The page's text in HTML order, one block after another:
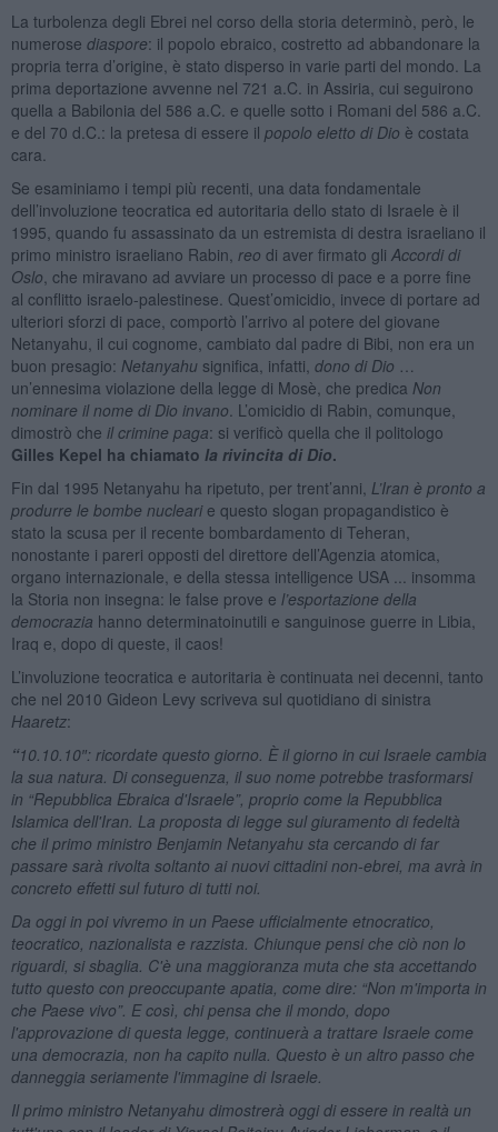
La turbolenza degli Ebrei nel corso della storia determinò, però, le
numerose diaspore: il popolo ebraico, costretto ad abbandonare la
propria terra d’origine, è stato disperso in varie parti del mondo. La
prima deportazione avvenne nel 721 a.C. in Assiria, cui seguirono
quella a Babilonia del 586 a.C. e quelle sotto i Romani del 586 a.C.
e del 70 d.C.: la pretesa di essere il popolo eletto di Dio è costata
cara.
Se esaminiamo i tempi più recenti, una data fondamentale
dell’involuzione teocratica ed autoritaria dello stato di Israele è il
1995, quando fu assassinato da un estremista di destra israeliano il
primo ministro israeliano Rabin, reo di aver firmato gli Accordi di
Oslo , che miravano ad avviare un processo di pace e a porre fine
al conflitto israelo-palestinese. Quest’omicidio, invece di portare ad
ulteriori sforzi di pace, comportò l’arrivo al potere del giovane
Netanyahu, il cui cognome, cambiato dal padre di Bibi, non era un
buon presagio: Netanyahusignifica, infatti, dono di Dio
un’ennesima violazione della legge di Mosè, che predica Non
nominare il nome di Dio invano . L’omicidio di Rabin, comunque,
dimostrò che il crimine paga: si verificò quella che il politologo
Gilles Kepel ha chiamato la rivincita di Dio.
Fin dal 1995 Netanyahu ha ripetuto, per trent’anni, L’Iran è pronto a
produrre le bombe nuclearie questo slogan propagandistico è
stato la scusa per il recente bombardamento di Teheran,
nonostante i pareri opposti del direttore dell’Agenzia atomica,
organo internazionale, e della stessa intelligence USA ... insomma
la Storia non insegna: le false prove e l’esportazione della
democrazia hanno determinatoinutili e sanguinose guerre in Libia,
Iraq e, dopo di queste, il caos!
L’involuzione teocratica e autoritaria è continuata nei decenni, tanto
che nel 2010 Gideon Levy scriveva sul quotidiano di sinistra
Haaretz:
“10.10.10″: ricordate questo giorno. È il giorno in cui Israele cambia
la sua natura. Di conseguenza, il suo nome potrebbe trasformarsi
in “Repubblica Ebraica d'Israele”, proprio come la Repubblica
Islamica dell'Iran. La proposta di legge sul giuramento di fedeltà
che il primo ministro Benjamin Netanyahu sta cercando di far
passare sarà rivolta soltanto ai nuovi cittadini non-ebrei, ma avrà in
concreto effetti sul futuro di tutti noi.
Da oggi in poi vivremo in un Paese ufficialmente etnocratico,
teocratico, nazionalista e razzista. Chiunque pensi che ciò non lo
riguardi, si sbaglia. C'è una maggioranza muta che sta accettando
tutto questo con preoccupante apatia, come dire: “Non m'importa in
che Paese vivo”. E così, chi pensa che il mondo, dopo
l'approvazione di questa legge, continuerà a trattare Israele come
una democrazia, non ha capito nulla. Questo è un altro passo che
danneggia seriamente l'immagine di Israele.
Il primo ministro Netanyahu dimostrerà oggi di essere in realtà un